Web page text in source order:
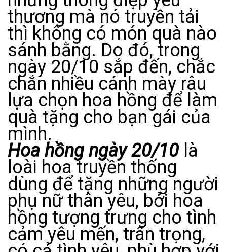
thương mà nó truyền tải
thì không có món quà nào
sánh bằng. Do đó, trong
ngày 20/10 sắp đến, chắc
chắn nhiều cánh mày râu
lựa chọn hoa hồng để làm
quà tặng cho bạn gái của
mình.
Hoa hồng ngày 20/10 là
loài hoa truyền thống
dùng để tặng những người
phụ nữ thân yêu, bởi hoa
hồng tượng trưng cho tình
cảm yêu mến, trân trọng,